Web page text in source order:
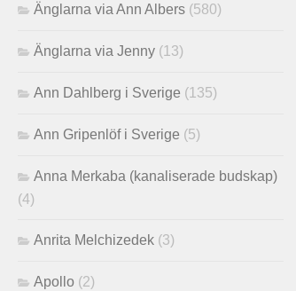
Änglarna via Ann Albers (580)
Änglarna via Jenny (13)
Ann Dahlberg i Sverige (135)
Ann Gripenlöf i Sverige (5)
Anna Merkaba (kanaliserade budskap)
(4)
Anrita Melchizedek (3)
Apollo (2)